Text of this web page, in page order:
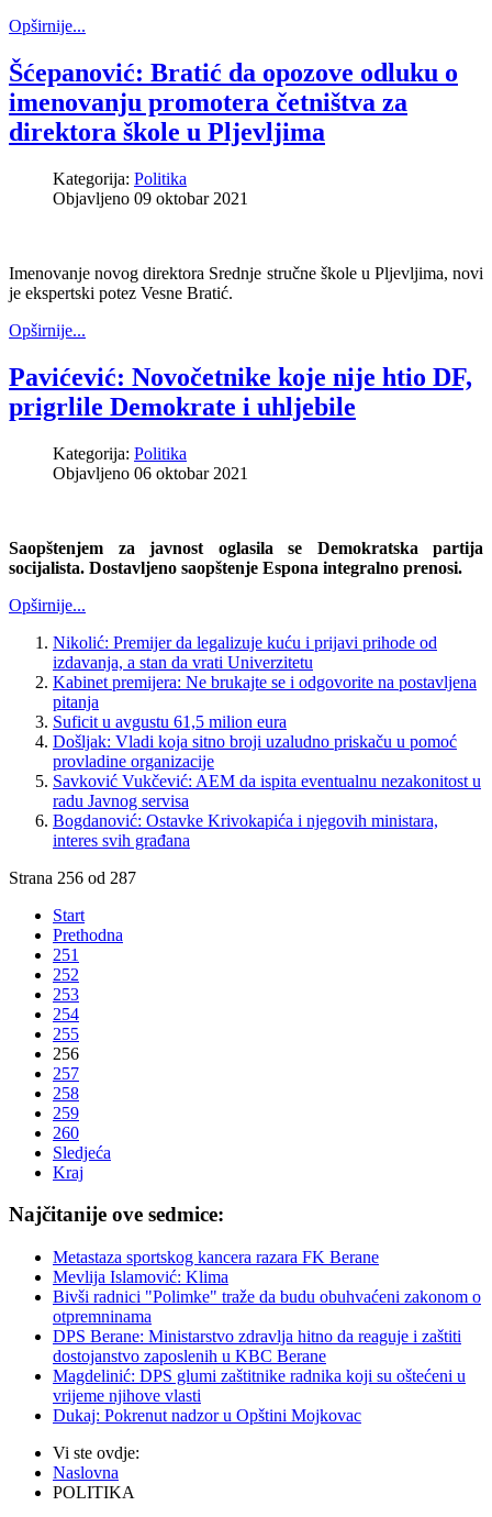
Opširnije...
Šćepanović: Bratić da opozove odluku o
imenovanju promotera četništva za
direktora škole u Pljevljima
Kategorija: Politika
Objavljeno 09 oktobar 2021
Imenovanje novog direktora Srednje stručne škole u Pljevljima, novi
je ekspertski potez Vesne Bratić.
Opširnije...
Pavićević: Novočetnike koje nije htio DF,
prigrlile Demokrate i uhljebile
Kategorija: Politika
Objavljeno 06 oktobar 2021
Saopštenjem za javnost oglasila se Demokratska partija
socijalista. Dostavljeno saopštenje Espona integralno prenosi.
Opširnije...
Nikolić: Premijer da legalizuje kuću i prijavi prihode od
izdavanja, a stan da vrati Univerzitetu
Kabinet premijera: Ne brukajte se i odgovorite na postavljena
pitanja
Suficit u avgustu 61,5 milion eura
Došljak: Vladi koja sitno broji uzaludno priskaču u pomoć
provladine organizacije
Savković Vukčević: AEM da ispita eventualnu nezakonitost u
radu Javnog servisa
Bogdanović: Ostavke Krivokapića i njegovih ministara,
interes svih građana
Strana 256 od 287
Start
Prethodna
251
252
253
254
255
256
257
258
259
260
Sledjeća
Kraj
Najčitanije ove sedmice:
Metastaza sportskog kancera razara FK Berane
Mevlija Islamović: Klima
Bivši radnici "Polimke" traže da budu obuhvaćeni zakonom o
otpremninama
DPS Berane: Ministarstvo zdravlja hitno da reaguje i zaštiti
dostojanstvo zaposlenih u KBC Berane
Magdelinić: DPS glumi zaštitnike radnika koji su oštećeni u
vrijeme njihove vlasti
Dukaj: Pokrenut nadzor u Opštini Mojkovac
Vi ste ovdje:
Naslovna
POLITIKA